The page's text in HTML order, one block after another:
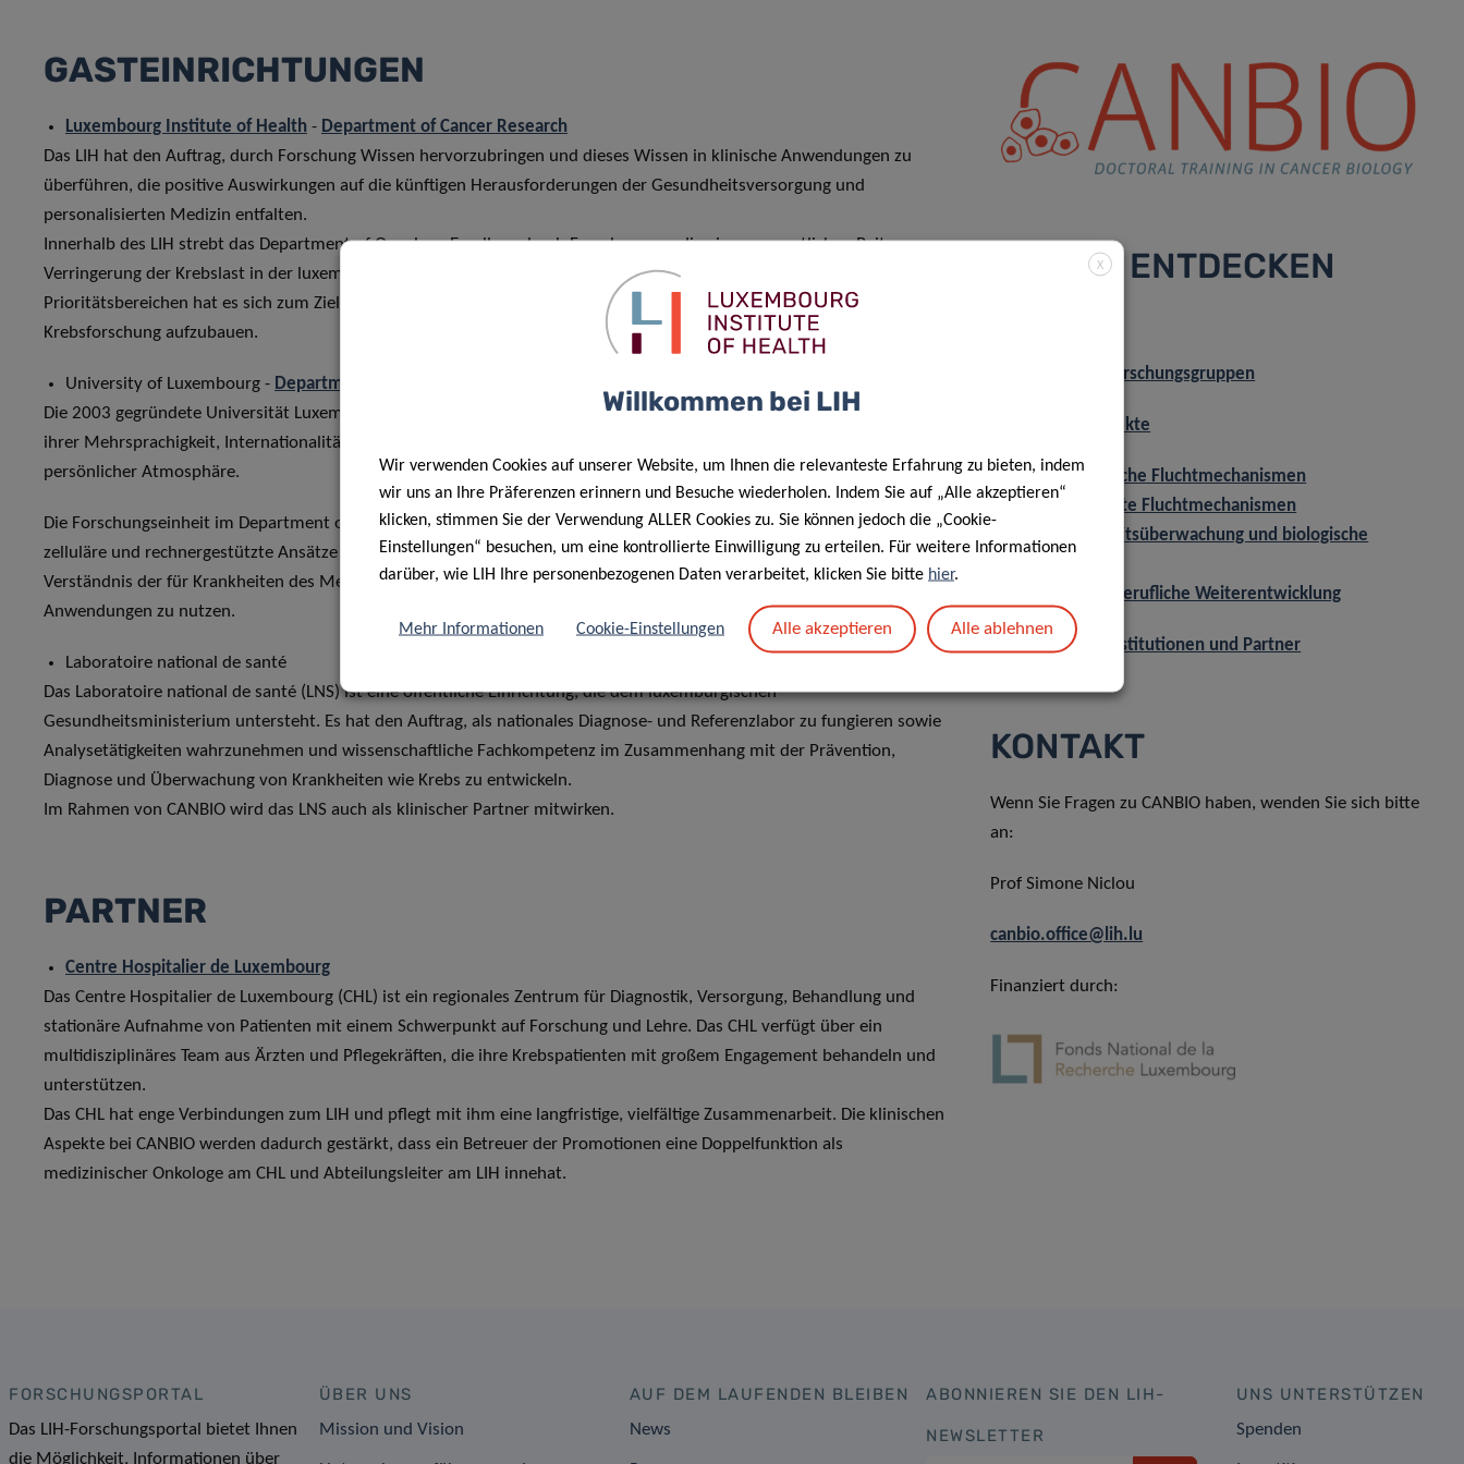
GASTEINRICHTUNGEN
Luxembourg Institute of Health - Department of Cancer Research
Das LIH hat den Auftrag, durch Forschung Wissen hervorzubringen und dieses Wissen in klinische Anwendungen zu
überführen, die positive Auswirkungen auf die künftigen Herausforderungen der Gesundheitsversorgung und
personalisierten Medizin entfalten.
Innerhalb des LIH strebt das Department of Oncology Exzellenz durch Forschung an, die einen wesentlichen Beitrag zur
Verringerung der Krebslast in der luxemburgischen Bevölkerung und darüber hinaus leistet. In seinen
Prioritätsbereichen hat es sich zum Ziel gesetzt, Exzellenz in der Grundlagen-, translationalen und klinischen
Krebsforschung aufzubauen.
University of Luxembourg - Department of Life Sciences and Medicine
Die 2003 gegründete Universität Luxemburg ist die einzige staatliche Universität des Großherzogtums Luxemburg. Mit
ihrer Mehrsprachigkeit, Internationalität und Forschungsorientierung ist sie zudem eine moderne Einrichtung mit
persönlicher Atmosphäre.
Die Forschungseinheit im Department of Life Sciences and Medicine der Universität Luxemburg führt molekulare,
zelluläre und rechnergestützte Ansätze zusammen und beschäftigt sich hauptsächlich mit dem grundlegenden
Verständnis der für Krankheiten des Menschen relevanten biologischen Prozesse, um dies für biomedizinische
Anwendungen zu nutzen.
Laboratoire national de santé
Das Laboratoire national de santé (LNS) ist eine öffentliche Einrichtung, die dem luxemburgischen
Gesundheitsministerium untersteht. Es hat den Auftrag, als nationales Diagnose- und Referenzlabor zu fungieren sowie
Analysetätigkeiten wahrzunehmen und wissenschaftliche Fachkompetenz im Zusammenhang mit der Prävention,
Diagnose und Überwachung von Krankheiten wie Krebs zu entwickeln.
Im Rahmen von CANBIO wird das LNS auch als klinischer Partner mitwirken.
PARTNER
Centre Hospitalier de Luxembourg
Das Centre Hospitalier de Luxembourg (CHL) ist ein regionales Zentrum für Diagnostik, Versorgung, Behandlung und
stationäre Aufnahme von Patienten mit einem Schwerpunkt auf Forschung und Lehre. Das CHL verfügt über ein
multidisziplinäres Team aus Ärzten und Pflegekräften, die ihre Krebspatienten mit großem Engagement behandeln und
unterstützen.
Das CHL hat enge Verbindungen zum LIH und pflegt mit ihm eine langfristige, vielfältige Zusammenarbeit. Die klinischen
Aspekte bei CANBIO werden dadurch gestärkt, dass ein Betreuer der Promotionen eine Doppelfunktion als
medizinischer Onkologe am CHL und Abteilungsleiter am LIH innehat.
CANBIO ENTDECKEN
Teilnehmende Forschungsgruppen
Individuelle Projekte
WP1: Intrinsische Fluchtmechanismen
WP2: Induzierte Fluchtmechanismen
WP3: Krankheitsüberwachung und biologische
Ausbildung und berufliche Weiterentwicklung
Aufnehmende Institutionen und Partner
KONTAKT
Wenn Sie Fragen zu CANBIO haben, wenden Sie sich bitte
an:
Prof Simone Niclou
canbio.office@lih.lu
Finanziert durch:
FORSCHUNGSPORTAL
Das LIH-Forschungsportal bietet Ihnen
die Möglichkeit, Informationen über
ÜBER UNS
Mission und Vision
AUF DEM LAUFENDEN BLEIBEN
News
ABONNIEREN SIE DEN LIH-
NEWSLETTER
UNS UNTERSTÜTZEN
Spenden
X
Willkommen bei LIH
Wir verwenden Cookies auf unserer Website, um Ihnen die relevanteste Erfahrung zu bieten, indem
wir uns an Ihre Präferenzen erinnern und Besuche wiederholen. Indem Sie auf „Alle akzeptieren“
klicken, stimmen Sie der Verwendung ALLER Cookies zu. Sie können jedoch die „Cookie-
Einstellungen“ besuchen, um eine kontrollierte Einwilligung zu erteilen. Für weitere Informationen
darüber, wie LIH Ihre personenbezogenen Daten verarbeitet, klicken Sie bitte hier.
Mehr Informationen Cookie-Einstellungen Alle akzeptieren Alle ablehnen